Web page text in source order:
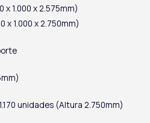
x 1.000 x 2.575mm)
x 1.000 x 2.750mm)
unidades (Altura 2.750mm)